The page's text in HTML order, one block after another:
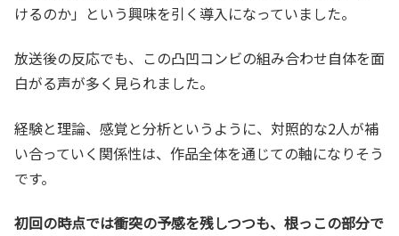
けるのか」という興味を引く導入になっていました。
放送後の反応でも、この凸凹コンビの組み合わせ自体を面
白がる声が多く見られました。
経験と理論、感覚と分析というように、対照的な2人が補
い合っていく関係性は、作品全体を通じての軸になりそう
です。
初回の時点では衝突の予感を残しつつも、根っこの部分で